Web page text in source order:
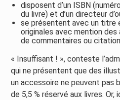
disposent d’un ISBN
du livre) et d’un directeur
se présentent avec un titre
originales avec mention
de commentaires ou
« Insuffisant ! », conteste
qui ne présentent que des
un accessoire ne peuvent pas
de 5,5 % réservé aux livres. Or,